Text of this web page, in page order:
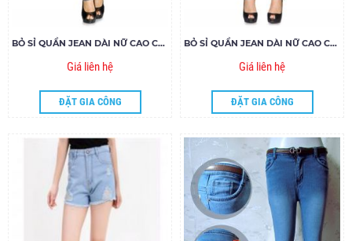
BỎ SỈ QUẦN JEAN DÀI NỮ CAO CẤP 79.16- G150
Giá liên hệ
ĐẶT GIA CÔNG
BỎ SỈ QUẦN JEAN DÀI NỮ CAO CẤP 79.15- G120
Giá liên hệ
ĐẶT GIA CÔNG